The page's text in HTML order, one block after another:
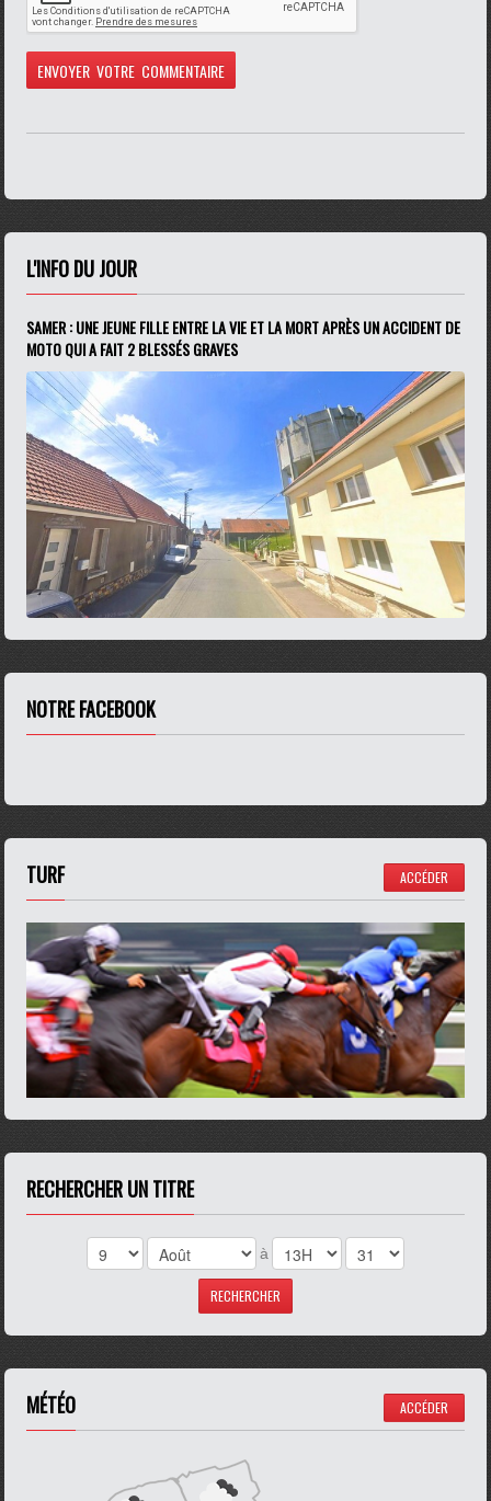
L'INFO DU JOUR
SAMER : UNE JEUNE FILLE ENTRE LA VIE ET LA MORT APRÈS UN ACCIDENT DE
MOTO QUI A FAIT 2 BLESSÉS GRAVES
NOTRE FACEBOOK
TURF ACCÉDER
RECHERCHER UN TITRE
à
MÉTÉO ACCÉDER